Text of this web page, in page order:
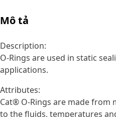
Mô tả
Description:
O-Rings are used in static
applications.
Attributes:
Cat® O-Rings are made from
to the fluids, temperatures